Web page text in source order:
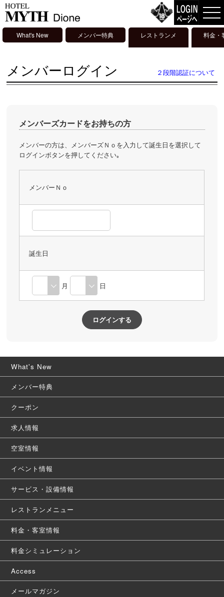
What's New メンバー特典
レストランメ
ニュー
料金・
報
メンバーログイン ２段階認証について
メンバーズカードをお持ちの方
メンバーの方は、メンバーズＮｏを入力して誕生日を選択して
ログインボタンを押してください｡
メンバーＮｏ
誕生日
月 日
What's New
メンバー特典
クーポン
求人情報
空室情報
イベント情報
サービス・設備情報
レストランメニュー
料金・客室情報
料金シミュレーション
Access
メールマガジン